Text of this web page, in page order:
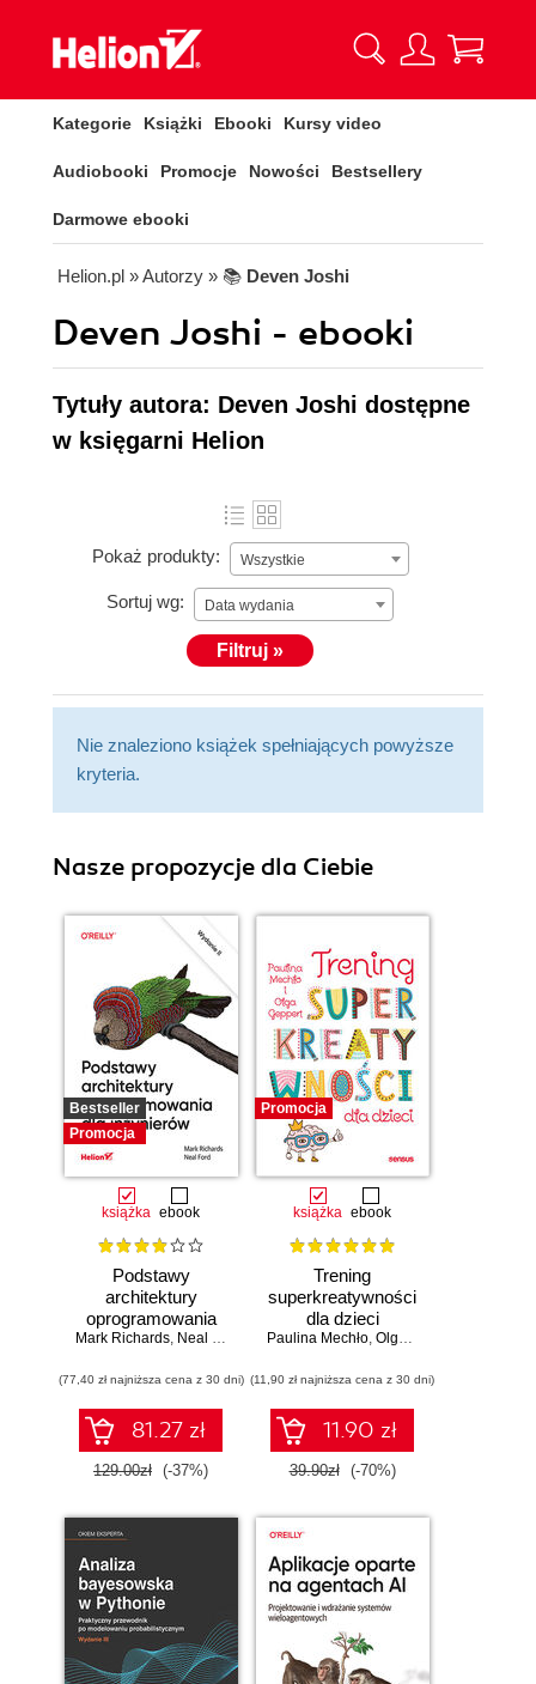
Kategorie Książki Ebooki Kursy video
Audiobooki Promocje Nowości Bestsellery
Darmowe ebooki
Helion.pl » Autorzy » 📚 Deven Joshi
Deven Joshi - ebooki
Tytuły autora: Deven Joshi dostępne
w księgarni Helion
Pokaż produkty: Wszystkie
Sortuj wg: Data wydania
Filtruj »
Nie znaleziono książek spełniających powyższe
kryteria.
Nasze propozycje dla Ciebie
Bestseller
Promocja
książka ebook
Podstawy
architektury
oprogramowania
dla inżynierów.
Mark Richards, Neal Ford
(77,40 zł najniższa cena z 30 dni)
81.27 zł
129.00zł (-37%)
Promocja
książka ebook
Trening
superkreatywności
dla dzieci
Paulina Mechło, Olga Geppert
(11,90 zł najniższa cena z 30 dni)
11.90 zł
39.90zł (-70%)